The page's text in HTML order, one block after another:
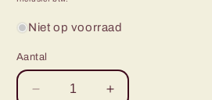
Niet op voorraad
Aantal
Aantal
Aantal